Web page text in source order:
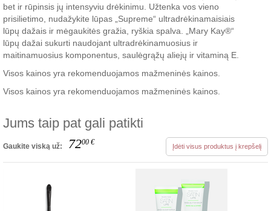
bet ir rūpinsis jų intensyviu drėkinimu. Užtenka vos vieno
prisilietimo, nudažykite lūpas „Supreme“ ultradrėkinamaisiais
lūpų dažais ir mėgaukitės gražia, ryškia spalva. „Mary Kay®“
lūpų dažai sukurti naudojant ultradrėkinamuosius ir
maitinamuosius komponentus, saulėgrąžų aliejų ir vitaminą E.
Visos kainos yra rekomenduojamos mažmeninės kainos.
Visos kainos yra rekomenduojamos mažmeninės kainos.
Jums taip pat gali patikti
Gaukite viską už: 7200 € Įdėti visus produktus į krepšelį